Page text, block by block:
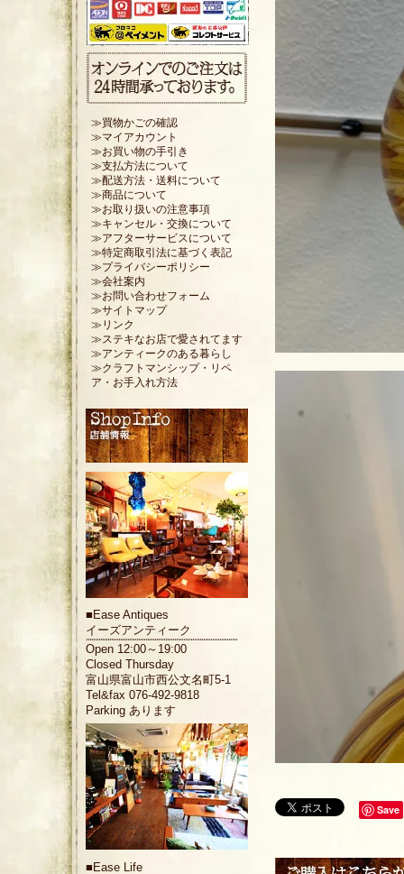
Save
≫買物かごの確認
≫マイアカウント
≫お買い物の手引き
≫支払方法について
≫配送方法・送料について
≫商品について
≫お取り扱いの注意事項
≫キャンセル・交換について
≫アフターサービスについて
≫特定商取引法に基づく表記
≫プライバシーポリシー
≫会社案内
≫お問い合わせフォーム
≫サイトマップ
≫リンク
≫ステキなお店で愛されてます
≫アンティークのある暮らし
≫クラフトマンシップ・リペ
ア・お手入れ方法
■ Ease Antiques
イーズアンティーク
Open 12:00～19:00
Closed Thursday
富山県富山市西公文名町5-1
Tel&fax 076-492-9818
Parking あります
■ Ease Life